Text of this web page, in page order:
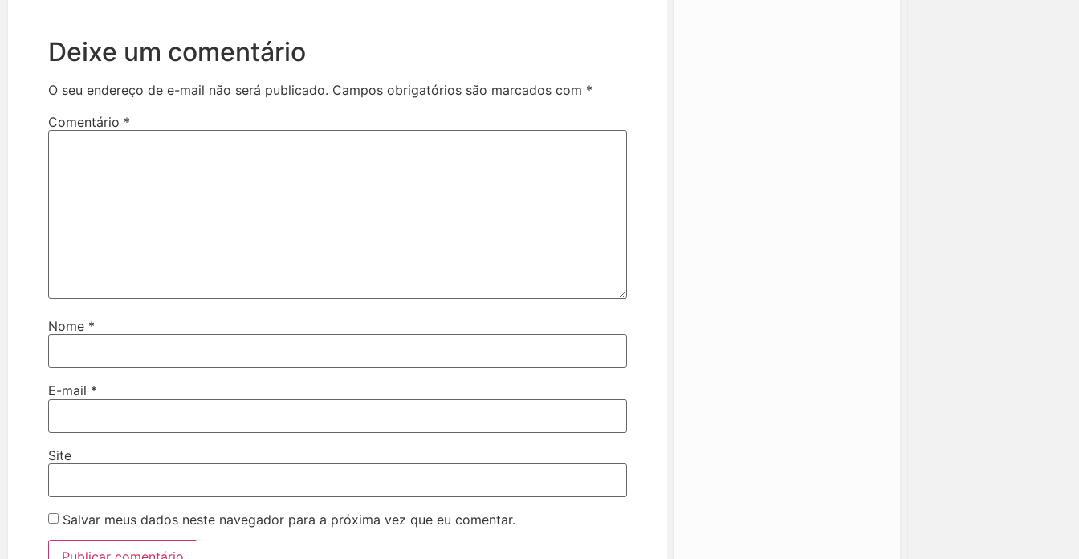
Deixe um comentário
O seu endereço de e-mail não será publicado. Campos obrigatórios são marcados com *
Comentário *
Nome *
E-mail *
Site
Salvar meus dados neste navegador para a próxima vez que eu comentar.